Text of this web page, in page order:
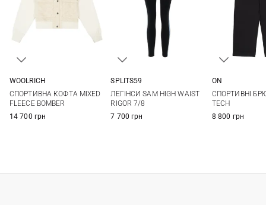
WOOLRICH
СПОРТИВНА КОФТА MIXED
FLEECE BOMBER
14 700 грн
XL
SPLITS59
ЛЕГІНСИ SAM HIGH WAIST
RIGOR 7/8
7 700 грн
ON
СПОРТИВНІ
TECH
8 800 грн